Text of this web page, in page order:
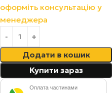
оформіть консультацію у
менеджера
Додати в кошик
Купити зараз
Оплата частинами